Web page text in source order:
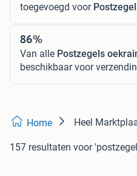
toegevoegd voor
86%
Van alle Postzegels
beschikbaar voor
Home Heel
157 resultaten voor